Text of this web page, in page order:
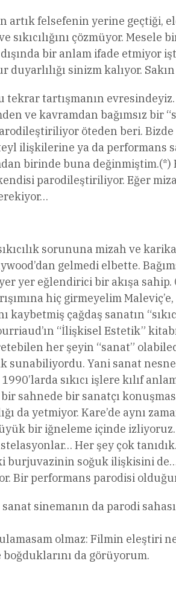
artık felsefenin yerine
sıkıcılığını çözmüyor.
bir anlam ifade etmiyor
duyarlılığı sinizm kalıyor.
tekrar tartışmanın
ve kavramdan bağımsız bir
öteden beri.
ilişkilerine ya da
birinde buna
parodileştiriliyor. Eğer
sorununa mizah ve
gelmedi elbette.
yer eğlendirici bir akışa
hiç girmeyelim
kaybetmiş çağdaş sanatın
“İlişkisel Estetik”
her şeyin “sanat”
sunabiliyordu. Yani sanat
sıkıcı işlere kılıf
sahnede bir sanatçı
da yetmiyor. Kare’de aynı
bir iğneleme içinde
Her şey çok
burjuvazinin soğuk ilişkisini
Bir performans parodisi
sinemanın da parodi
olmaz: Filmin eleştiri
da görüyorum.